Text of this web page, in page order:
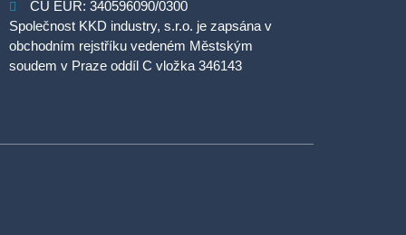
ČÚ EUR: 340596090/0300
Společnost KKD industry, s.r.o. je zapsána v
obchodním rejstříku vedeném Městským
soudem v Praze oddíl C vložka 346143